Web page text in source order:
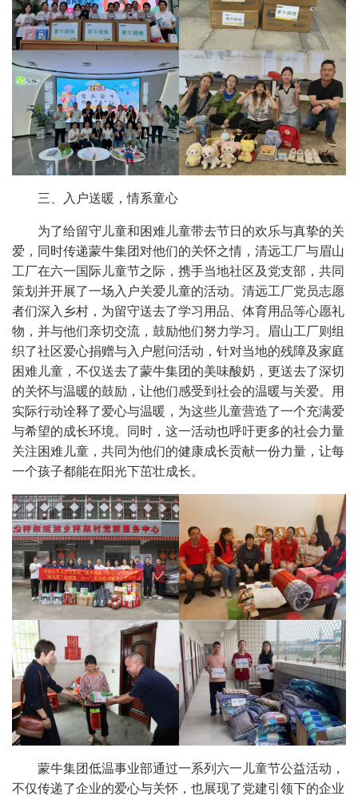
三、入户送暖，情系童心
为了给留守儿童和困难儿童带去节日的欢乐与真挚的关
爱，同时传递蒙牛集团对他们的关怀之情，清远工厂与眉山
工厂在六一国际儿童节之际，携手当地社区及党支部，共同
策划并开展了一场入户关爱儿童的活动。清远工厂党员志愿
者们深入乡村，为留守送去了学习用品、体育用品等心愿礼
物，并与他们亲切交流，鼓励他们努力学习。眉山工厂则组
织了社区爱心捐赠与入户慰问活动，针对当地的残障及家庭
困难儿童，不仅送去了蒙牛集团的美味酸奶，更送去了深切
的关怀与温暖的鼓励，让他们感受到社会的温暖与关爱。用
实际行动诠释了爱心与温暖，为这些儿童营造了一个充满爱
与希望的成长环境。同时，这一活动也呼吁更多的社会力量
关注困难儿童，共同为他们的健康成长贡献一份力量，让每
一个孩子都能在阳光下茁壮成长。
蒙牛集团低温事业部通过一系列六一儿童节公益活动，
不仅传递了企业的爱心与关怀，也展现了党建引领下的企业